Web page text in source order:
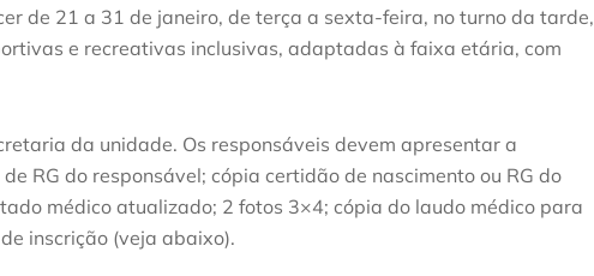
de 21 a 31 de janeiro, de terça a sexta-feira, no turno da tarde,
e recreativas inclusivas, adaptadas à faixa etária, com
da unidade. Os responsáveis devem apresentar a
RG do responsável; cópia certidão de nascimento ou RG do
médico atualizado; 2 fotos 3×4; cópia do laudo médico para
inscrição (veja abaixo).